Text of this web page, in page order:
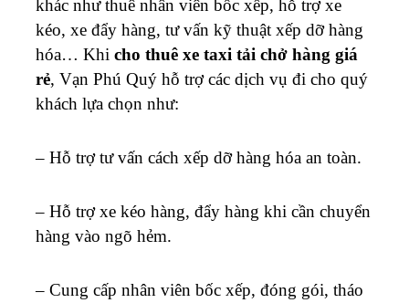
khác như thuê nhân viên bốc xếp, hỗ trợ xe
kéo, xe đẩy hàng, tư vấn kỹ thuật xếp dỡ hàng
hóa… Khi cho thuê xe taxi tải chở hàng giá
rẻ, Vạn Phú Quý hỗ trợ các dịch vụ đi cho quý
khách lựa chọn như:
– Hỗ trợ tư vấn cách xếp dỡ hàng hóa an toàn.
– Hỗ trợ xe kéo hàng, đẩy hàng khi cần chuyển
hàng vào ngõ hẻm.
– Cung cấp nhân viên bốc xếp, đóng gói, tháo